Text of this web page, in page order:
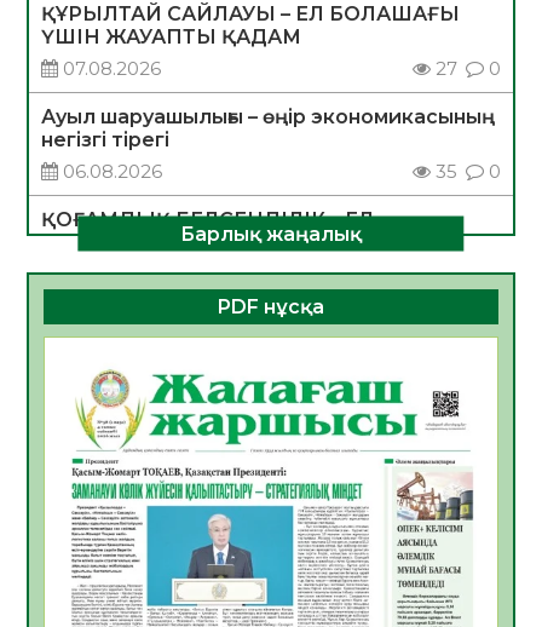
ҚҰРЫЛТАЙ САЙЛАУЫ – ЕЛ БОЛАШАҒЫ
ҮШІН ЖАУАПТЫ ҚАДАМ
07.08.2026
27 0
Ауыл шаруашылығы – өңір экономикасының
негізгі тірегі
06.08.2026
35 0
ҚОҒАМДЫҚ БЕЛСЕНДІЛІК – ЕЛ
ДАМУЫНЫҢ НЕГІЗІ
06.08.2026
32 0
ҚҰРЫЛТАЙ САЙЛАУЫ – БОЛАШАҚҚА
БАСТАР ЖАУАПТЫ ТАҢДАУ
06.08.2026
Инфекциялық ауруларға қарсы иммундау
жұмыстарының тиімділігі
06.08.2026
36
Көкжөтел ауруы туралы
06.08.2026
33
АПВ вакцинасы туралы мәлімет
Барлық жаңалық
PDF нұсқа